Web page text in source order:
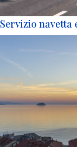
Servizio navetta